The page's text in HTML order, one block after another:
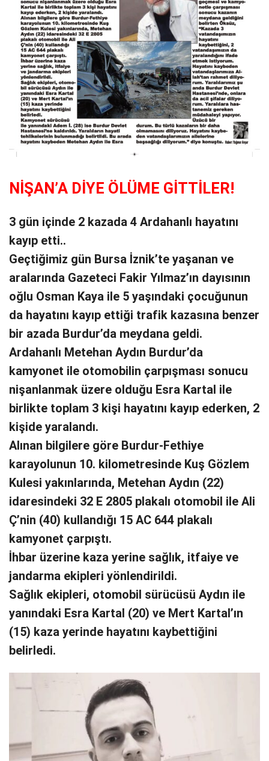
NİŞAN’A DİYE ÖLÜME GİTTİLER!
3 gün içinde 2 kazada 4 Ardahanlı hayatını
kayıp etti..
Geçtiğimiz gün Bursa İznik’te yaşanan ve
aralarında Gazeteci Fakir Yılmaz’ın dayısının
oğlu Osman Kaya ile 5 yaşındaki çocuğunun
da hayatını kayıp ettiği trafik kazasına benzer
bir azada Burdur’da meydana geldi.
Ardahanlı Metehan Aydın Burdur’da
kamyonet ile otomobilin çarpışması sonucu
nişanlanmak üzere olduğu Esra Kartal ile
birlikte toplam 3 kişi hayatını kayıp ederken, 2
kişide yaralandı.
Alınan bilgilere göre Burdur-Fethiye
karayolunun 10. kilometresinde Kuş Gözlem
Kulesi yakınlarında, Metehan Aydın (22)
idaresindeki 32 E 2805 plakalı otomobil ile Ali
Ç’nin (40) kullandığı 15 AC 644 plakalı
kamyonet çarpıştı.
İhbar üzerine kaza yerine sağlık, itfaiye ve
jandarma ekipleri yönlendirildi.
Sağlık ekipleri, otomobil sürücüsü Aydın ile
yanındaki Esra Kartal (20) ve Mert Kartal’ın
(15) kaza yerinde hayatını kaybettiğini
belirledi.